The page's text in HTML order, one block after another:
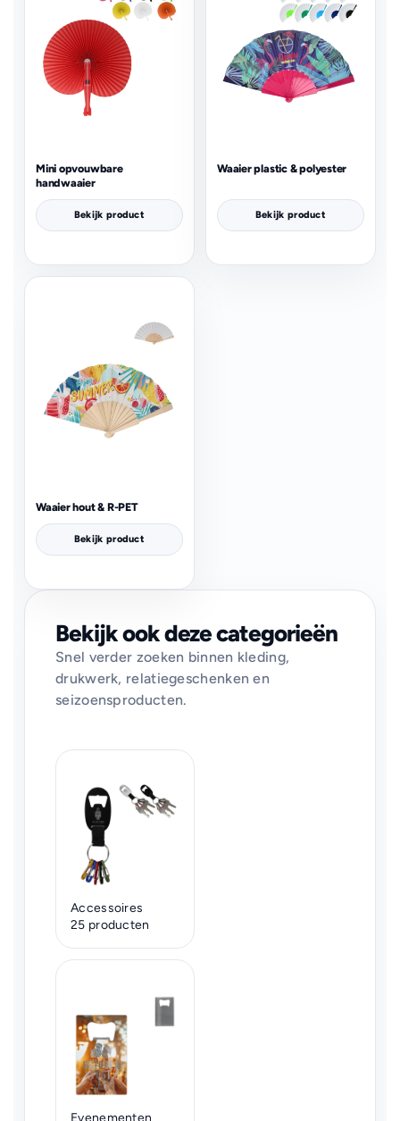
Mini opvouwbare
handwaaier
Bekijk product
Waaier plastic & polyester
Bekijk product
Waaier hout & R-PET
Bekijk product
Bekijk ook deze categorieën
Snel verder zoeken binnen kleding,
drukwerk, relatiegeschenken en
seizoensproducten.
Accessoires
25 producten
Evenementen